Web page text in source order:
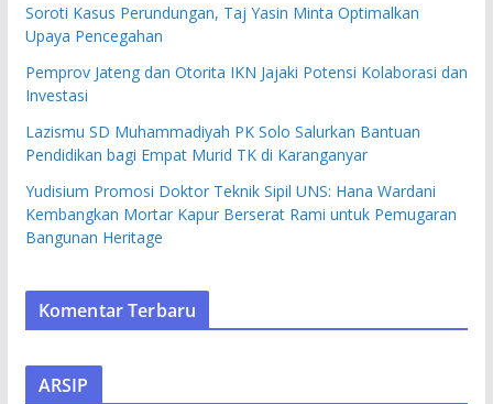
Soroti Kasus Perundungan, Taj Yasin Minta Optimalkan
Upaya Pencegahan
Pemprov Jateng dan Otorita IKN Jajaki Potensi Kolaborasi dan
Investasi
Lazismu SD Muhammadiyah PK Solo Salurkan Bantuan
Pendidikan bagi Empat Murid TK di Karanganyar
Yudisium Promosi Doktor Teknik Sipil UNS: Hana Wardani
Kembangkan Mortar Kapur Berserat Rami untuk Pemugaran
Bangunan Heritage
Komentar Terbaru
ARSIP